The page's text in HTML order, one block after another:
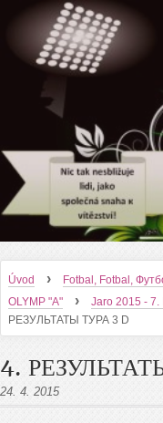
Úvod › Fotbal, Fotbal,
OLYMP "A"
› Jaro 2015 - 7.
РЕЗУЛЬТАТЫ ТУРА 3 D
4.
24. 4. 2015